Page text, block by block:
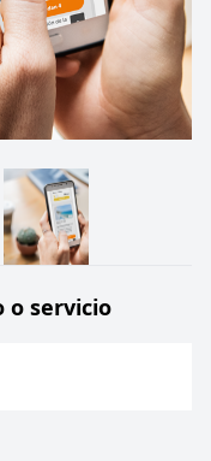
o servicio